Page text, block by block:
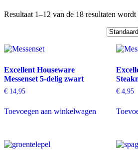
Resultaat 1–12 van de 18 resultaten wordt
Excellent Houseware
Messenset 5-delig zwart
€ 14,95
Toevoegen aan winkelwagen
€4,95